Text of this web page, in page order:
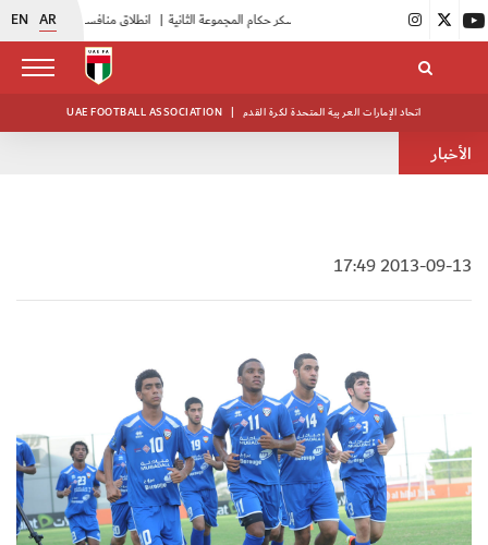
EN AR |
UAE FOOTBALL ASSOCIATION | اتحاد الإمارات العربية المتحدة لكرة القدم
الأخبار
2013-09-13 17:49